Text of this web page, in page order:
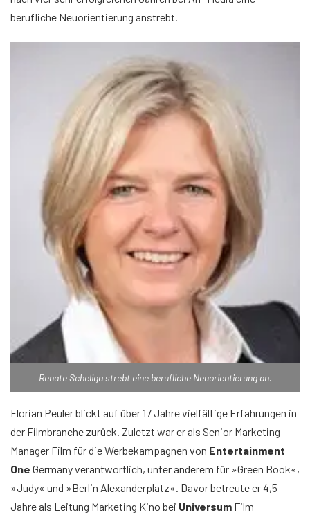
berufliche Neuorientierung anstrebt.
Renate Scheliga strebt eine berufliche Neuorientierung an.
Florian Peuler blickt auf über 17 Jahre vielfältige Erfahrungen in
der Filmbranche zurück. Zuletzt war er als Senior Marketing
Manager Film für die Werbekampagnen von Entertainment
One Germany verantwortlich, unter anderem für »Green Book«,
»Judy« und »Berlin Alexanderplatz«. Davor betreute er 4,5
Jahre als Leitung Marketing Kino bei Universum Film